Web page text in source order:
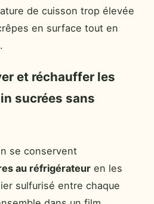
de cuisson trop élevée
en surface tout en
et réchauffer les
sucrées sans
se conservent
au réfrigérateur en les
sulfurisé entre chaque